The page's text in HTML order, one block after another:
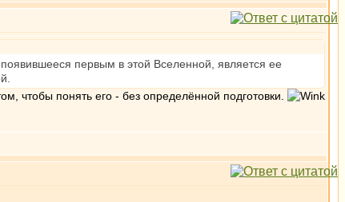
первым в этой Вселенной, является ее
чтобы понять его - без определённой подготовки.